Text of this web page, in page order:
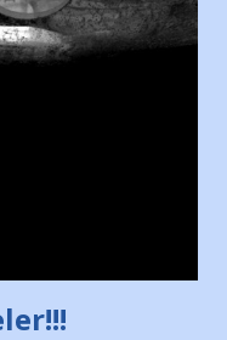
kuru bir kız çocuğu
Kulübü
kız etrafına bakıyor.
Demirspor’un 4
1973 – 1975
girdiği